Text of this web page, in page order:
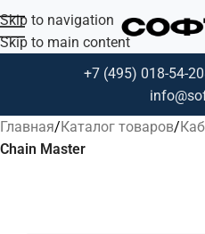
Skip to navigation
Skip to main content
+7 (495) 018-54-20
Главная Каталог товаров
Chain Master